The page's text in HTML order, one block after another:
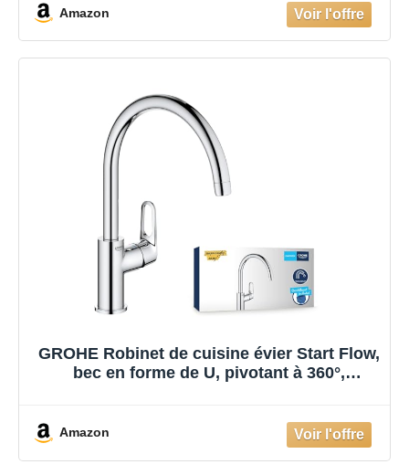
Amazon
GROHE Robinet de cuisine évier Start Flow,
bec en forme de U, pivotant à 360°,
Amazon